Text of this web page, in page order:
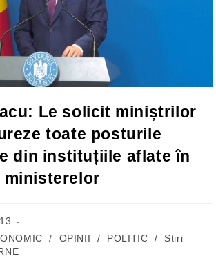
Le solicit miniștrilor
toate posturile
din instituțiile aflate în
ministerelor
/ OPINII / POLITIC /
Stiri